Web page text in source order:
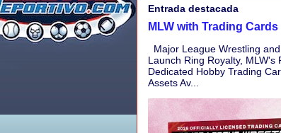
Entrada destacada
MLW with Trading Cards
Major League Wrestling
Launch Ring Royalty, MLW's
Dedicated Hobby Trading
Assets Av...